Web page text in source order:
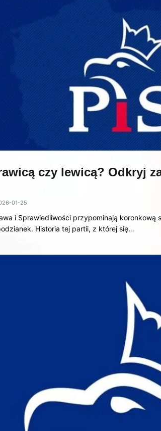
czy lewicą? Odkryj
01-25
i Sprawiedliwości przypominają koronkową
Historia tej partii, z której się…